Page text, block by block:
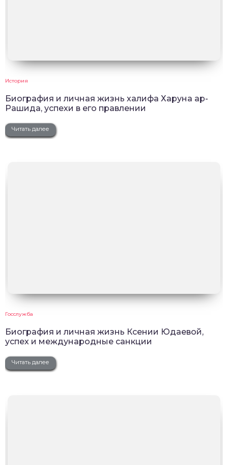
История
Биография и личная жизнь халифа Харуна ар-
Рашида, успехи в его правлении
Читать далее
Госслужба
Биография и личная жизнь Ксении Юдаевой,
успех и международные санкции
Читать далее